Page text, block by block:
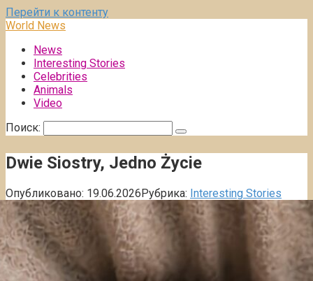
Перейти к контенту
World News
News
Interesting Stories
Celebrities
Animals
Video
Поиск:
Dwie Siostry, Jedno Życie
Опубликовано: 19.06.2026Рубрика: Interesting Stories